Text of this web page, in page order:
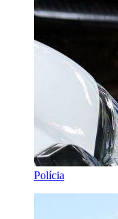
Polícia